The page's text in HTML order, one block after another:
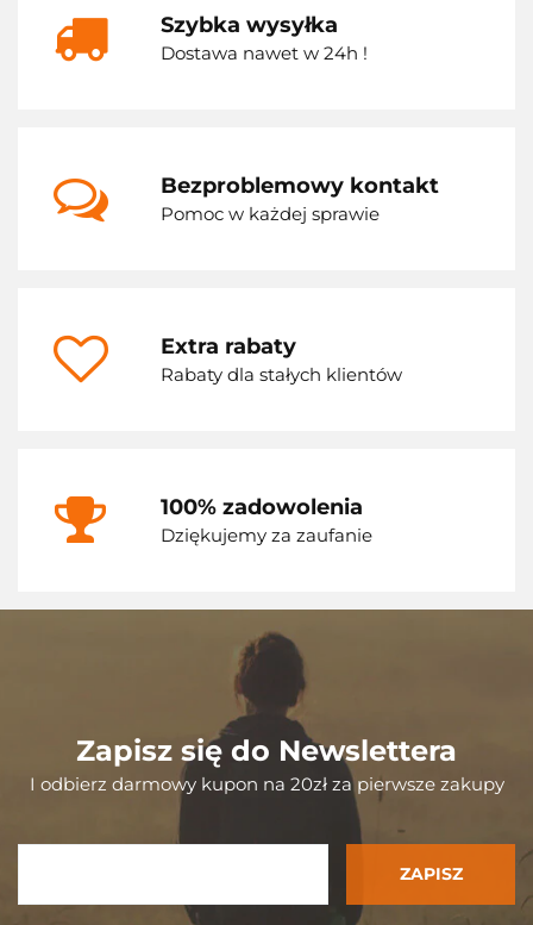
Szybka wysyłka
Dostawa nawet w 24h !
Bezproblemowy kontakt
Pomoc w każdej sprawie
Extra rabaty
Rabaty dla stałych klientów
100% zadowolenia
Dziękujemy za zaufanie
Zapisz się do Newslettera
I odbierz darmowy kupon na 20zł za pierwsze zakupy